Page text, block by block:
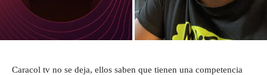
Caracol tv no se deja, ellos saben que tienen una competencia